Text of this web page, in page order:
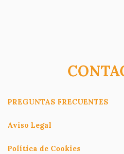
PREGUNTAS FRECUENTES
Aviso Legal
Política de Cookies